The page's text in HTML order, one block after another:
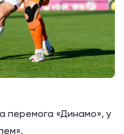
перемога «Динамо», у